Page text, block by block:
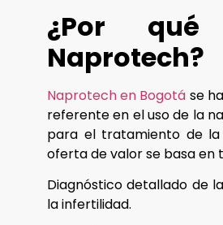
¿Por qué
Naprotech?
Naprotech en Bogotá se
referente en el uso de la
para el tratamiento de la
oferta de valor se basa en
Diagnóstico detallado de
la infertilidad.